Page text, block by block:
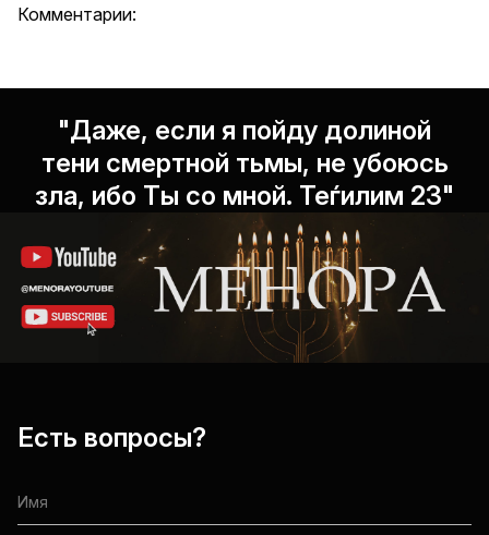
Комментарии:
"Даже, если я пойду долиной
тени смертной тьмы, не убоюсь
зла, ибо Ты со мной. Теѓилим 23"
Есть вопросы?